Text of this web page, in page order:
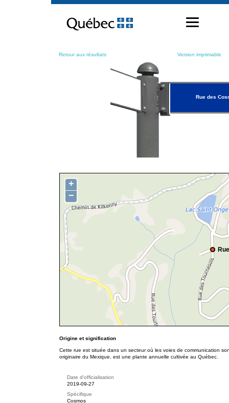
contenu
Retour aux résultats Version imprimable
Rue des
+
−
Origine et signification
Cette rue est située dans un secteur où les voies de communication
originaire du Mexique, est une plante annuelle cultivée au Québec.
Date d'officialisation
2019-09-27
Spécifique
Cosmos